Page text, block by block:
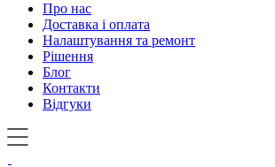
Про нас
Доставка і оплата
Налаштування та ремонт
Рішення
Блог
Контакти
Відгуки